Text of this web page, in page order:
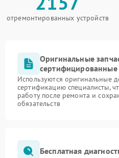
отремонтированных устройств
Оригинальные
сертифицированные
Используются оригинальные
сертификацию специалисты,
работу после ремонта и
обязательств
Бесплатная